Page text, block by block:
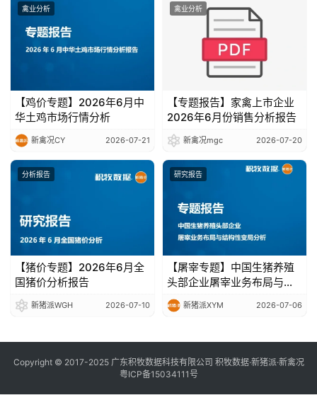
禽业分析
【鸡价专题】2026年6月中
华土鸡市场行情分析
新禽况CY 2026-07-21
禽业分析
【专题报告】家禽上市企业
2026年6月份销售分析报告
新禽况mgc 2026-07-20
分析报告
【猪价专题】2026年6月全
国猪价分析报告
新猪派WGH 2026-07-10
研究报告
【屠宰专题】中国生猪养殖
头部企业屠宰业务布局与结
构性变局分析
新猪派XYM 2026-07-06
Copyright © 2017-2025 广东积牧数据科技有限公司 积牧数据·新猪派·新禽况
粤ICP备15034111号